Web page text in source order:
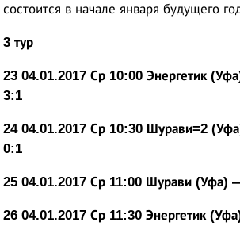
состоится в начале января будущего
3 тур
23 04.01.2017 Ср 10:00 Энергетик
3:1
24 04.01.2017 Ср 10:30 Шурави=2
0:1
25 04.01.2017 Ср 11:00 Шурави (Уфа)
26 04.01.2017 Ср 11:30 Энергетик